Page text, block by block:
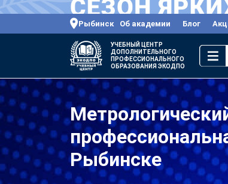
Рыбинск Об академии Блог
УЧЕБНЫЙ ЦЕНТР
ДОПОЛНИТЕЛЬНОГО
ПРОФЕССИОНАЛЬНОГО
ОБРАЗОВАНИЯ ЭКОДПО
Рыбинске